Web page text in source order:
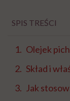
SPIS TREŚCI
Olejek
Skład i
Jak